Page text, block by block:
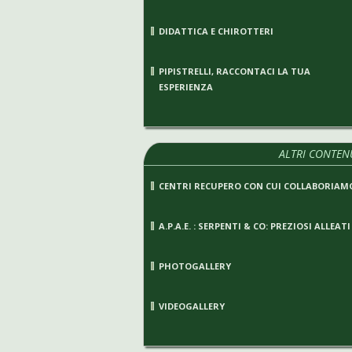
DIDATTICA E CHIROTTERI
PIPISTRELLI, RACCONTACI LA TUA
ESPERIENZA
ALTRI
CENTRI RECUPERO CON CUI
A.P.A.E. : SERPENTI & CO: PREZIOSI ALLEATI
PHOTOGALLERY
VIDEOGALLERY